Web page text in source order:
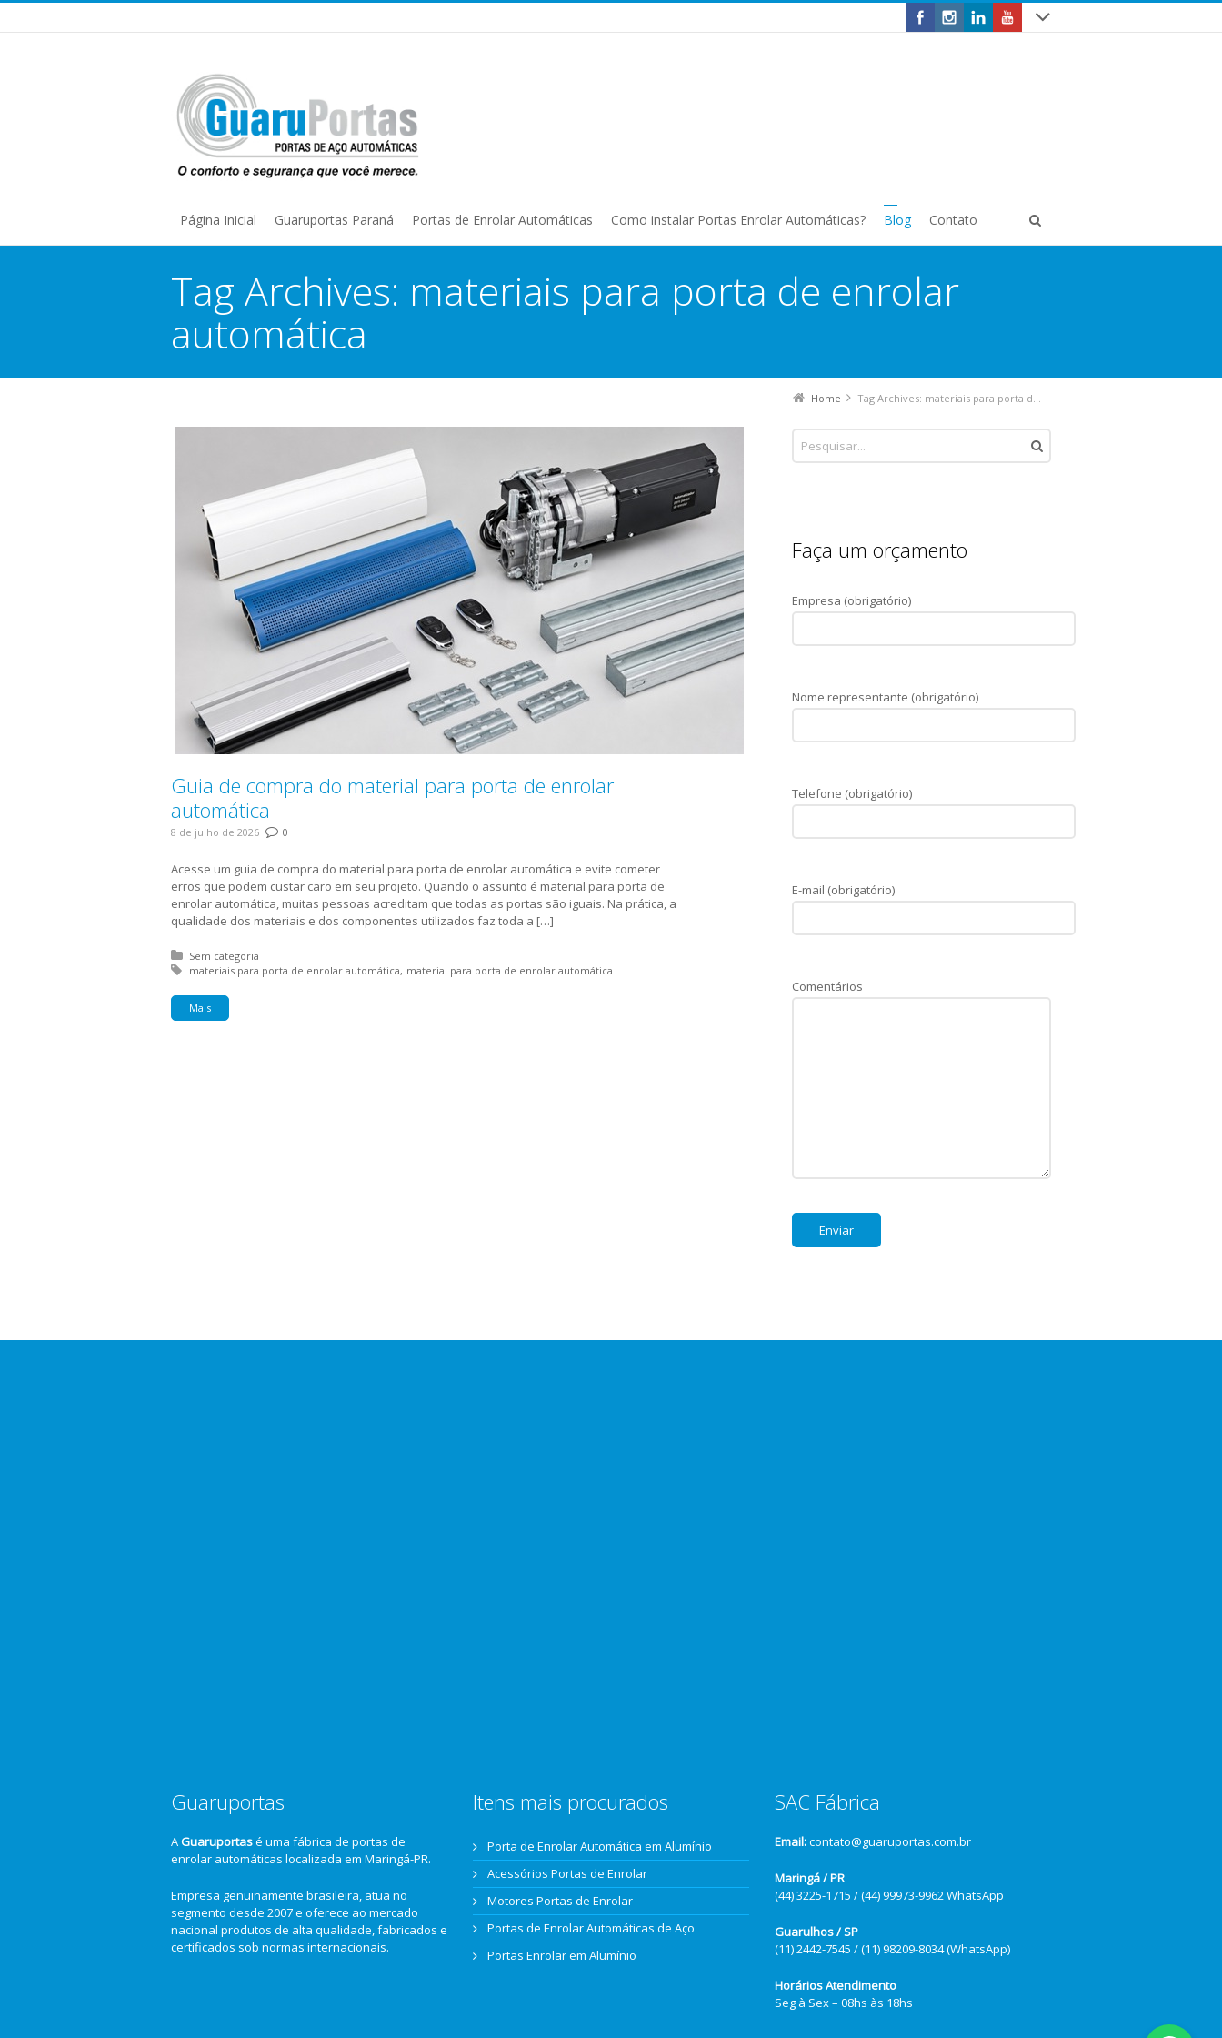
Página Inicial Guaruportas Paraná Portas de Enrolar Automáticas Como instalar Portas Enrolar Automáticas? Blog Contato
Tag Archives: materiais para porta de enrolar
automática
Home Tag Archives: materiais para porta de enrolar automática
Guia de compra do material para porta de enrolar
automática
8 de julho de 2026 0
Acesse um guia de compra do material para porta de enrolar automática e evite cometer
erros que podem custar caro em seu projeto. Quando o assunto é material para porta de
enrolar automática, muitas pessoas acreditam que todas as portas são iguais. Na prática, a
qualidade dos materiais e dos componentes utilizados faz toda a […]
Posted in:
Sem categoria
Tagged with:
materiais para porta de enrolar automática material para porta de enrolar automática
Mais
Faça um orçamento
Empresa (obrigatório)
Nome representante (obrigatório)
Telefone (obrigatório)
E-mail (obrigatório)
Comentários
Guaruportas
AGuaruportasé uma fábrica de portas de
enrolar automáticas localizada em Maringá-PR.
Empresa genuinamente brasileira, atua no
segmento desde 2007 e oferece ao mercado
nacional produtos de alta qualidade, fabricados e
certificados sob normas internacionais.
Itens mais procurados
Porta de Enrolar Automática em Alumínio
Acessórios Portas de Enrolar
Motores Portas de Enrolar
Portas de Enrolar Automáticas de Aço
Portas Enrolar em Alumínio
SAC Fábrica
Email:contato@guaruportas.com.br
Maringá / PR
(44) 3225-1715 / (44) 99973-9962 WhatsApp
Guarulhos / SP
(11) 2442-7545 / (11) 98209-8034 (WhatsApp)
Horários Atendimento
Seg à Sex – 08hs às 18hs